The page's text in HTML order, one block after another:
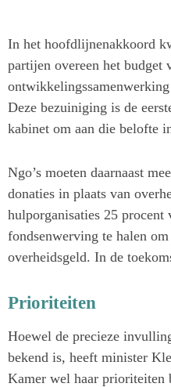
In het hoofdlijnenakkoord
partijen overeen het budget
Deze bezuiniging is de
kabinet om aan die belofte
Ngo’s moeten daarnaast
donaties in plaats van
hulporganisaties 25
fondsenwerving te halen
overheidsgeld. In de
Prioriteiten
Hoewel de precieze
bekend is, heeft minister
Kamer wel haar prioriteiten